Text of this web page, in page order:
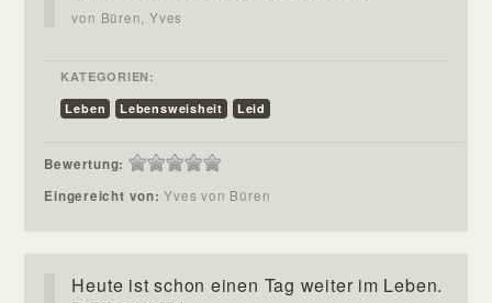
von Büren, Yves
KATEGORIEN:
Leben
Lebensweisheit Leid
Bewertung:
Eingereicht von:Yves von Büren
Heute ist schon einen Tag weiter im Leben.